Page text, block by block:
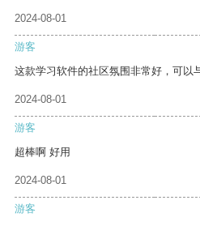
2024-08-01
游客
这款学习软件的社区氛围非常好，可以
2024-08-01
游客
超棒啊 好用
2024-08-01
游客